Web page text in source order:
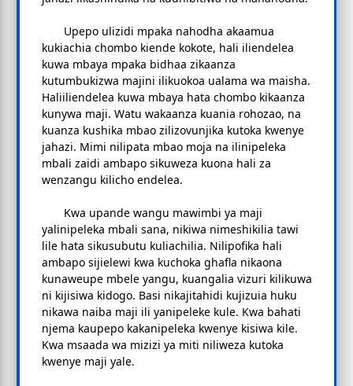
Upepo ulizidi mpaka nahodha akaamua
kukiachia chombo kiende kokote, hali iliendelea
kuwa mbaya mpaka bidhaa zikaanza
kutumbukizwa majini ilikuokoa ualama wa maisha.
Haliiliendelea kuwa mbaya hata chombo kikaanza
kunywa maji. Watu wakaanza kuania rohozao, na
kuanza kushika mbao zilizovunjika kutoka kwenye
jahazi. Mimi nilipata mbao moja na ilinipeleka
mbali zaidi ambapo sikuweza kuona hali za
wenzangu kilicho endelea.
Kwa upande wangu mawimbi ya maji
yalinipeleka mbali sana, nikiwa nimeshikilia tawi
lile hata sikusubutu kuliachilia. Nilipofika hali
ambapo sijielewi kwa kuchoka ghafla nikaona
kunaweupe mbele yangu, kuangalia vizuri kilikuwa
ni kijisiwa kidogo. Basi nikajitahidi kujizuia huku
nikawa naiba maji ili yanipeleke kule. Kwa bahati
njema kaupepo kakanipeleka kwenye kisiwa kile.
Kwa msaada wa mizizi ya miti niliweza kutoka
kwenye maji yale.